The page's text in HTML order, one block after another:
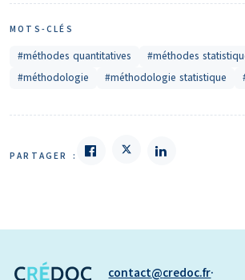
MOTS-CLÉS
#méthodes quantitatives
#méthodes
#méthodologie
#méthodologie statistique
PARTAGER :
contact credoc.fr·